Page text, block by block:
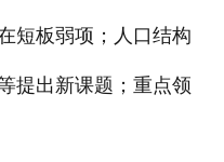
短板弱项；人口结构
提出新课题；重点领